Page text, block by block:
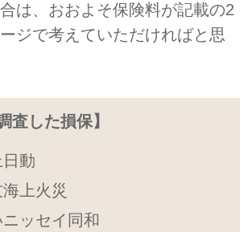
は、おおよそ保険料が記載の2
ジで考えていただければと思
査した損保】
動
上火災
ッセイ同和